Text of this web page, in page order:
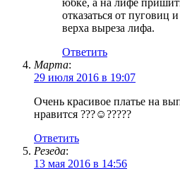
юбке, а на лифе
отказаться от пуговиц
верха выреза лифа.
Ответить
Марта:
29 июля 2016 в 19:07
Очень красивое платье на
нравится ???☺?????
Ответить
Резеда:
13 мая 2016 в 14:56